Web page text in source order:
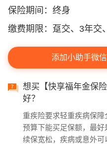
保险期间：终身
缴费期限：趸交、3年交
添加小助手微
想买【快享福年金保
好？
重疾险要求轻重疾病保
预算下能买足保额，最
续保宽松，疾病或意外